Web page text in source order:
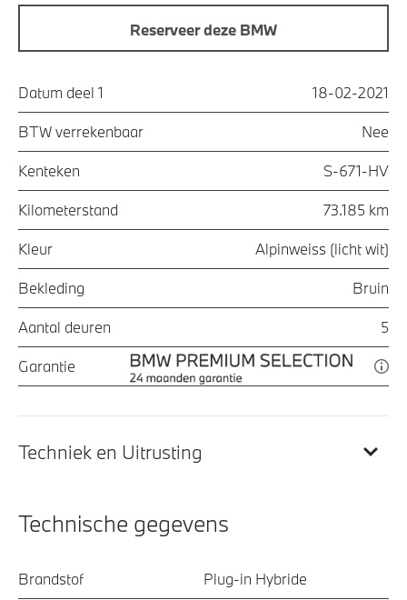
Reserveer deze BMW
Datum deel 1 18-02-2021
BTW verrekenbaar Nee
Kenteken S-671-HV
Kilometerstand 73.185 km
Kleur Alpinweiss (licht wit)
Bekleding Bruin
Aantal deuren 5
Garantie
Techniek en Uitrusting
Technische gegevens
Brandstof Plug-in Hybride